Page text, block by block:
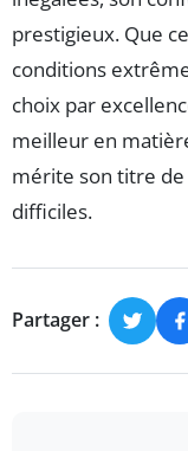
prestigieux. Que
conditions
choix par
meilleur en
mérite son titre
difficiles.
Partager :